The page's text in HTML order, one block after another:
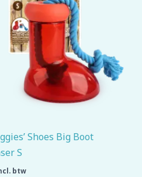
Shoes Big Boot
S
btw